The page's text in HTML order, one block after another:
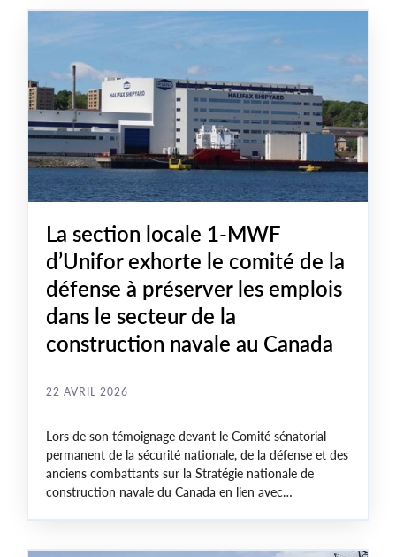
termine sa journée de travail en bonne santé et en
sécurité.
La section locale 1-MWF
d’Unifor exhorte le comité de la
défense à préserver les emplois
dans le secteur de la
construction navale au Canada
22 AVRIL 2026
Lors de son témoignage devant le Comité sénatorial
permanent de la sécurité nationale, de la défense et des
anciens combattants sur la Stratégie nationale de
construction navale du Canada en lien avec
syndicat Unifor, a adressé un message clair : nous